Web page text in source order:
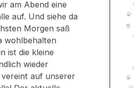
am Abend eine
auf. Und siehe da
Morgen saß
wohlbehalten
ist die kleine
wieder
auf unserer